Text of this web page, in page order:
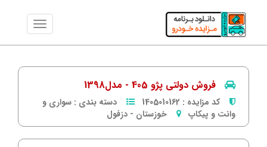
فروش دولتی پژو 405 - مدل1398
کد مزایده : 1405010162 دسته بندی : سواری و
وانت و پیکاپ
خوزستان - دزفول